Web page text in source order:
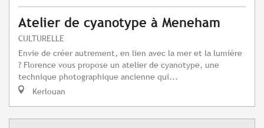
Atelier de cyanotype à Meneham
CULTURELLE
Envie de créer autrement, en lien avec la mer et la lumière
? Florence vous propose un atelier de cyanotype, une
technique photographique ancienne qui...
Kerlouan